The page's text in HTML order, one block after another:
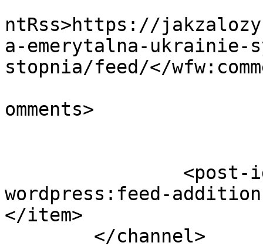
ntRss>https://
a-emerytalna-ukrainie-
stopnia/feed/</
omments>
wordpress:feed-
</item>